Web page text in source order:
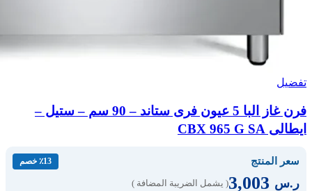
تفضيل
فرن غاز البا 5 عيون فرى ستاند – 90 سم – ستيل –
ايطالى CBX 965 G SA
سعر المنتج ٪13 خصم
ر.س ( يشمل الضريبة المضافة )